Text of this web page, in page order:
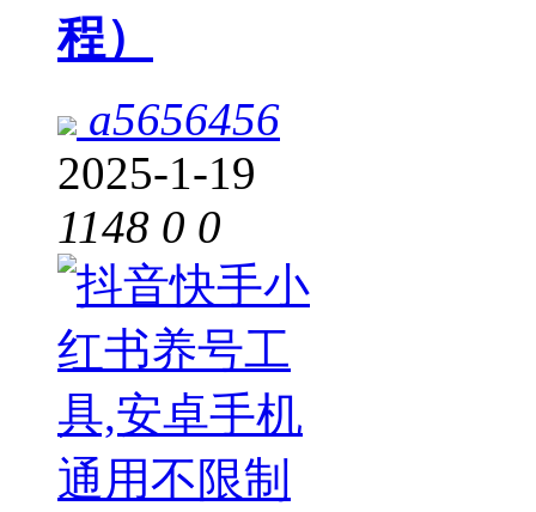
程）
a5656456
2025-1-19
1148 0 0